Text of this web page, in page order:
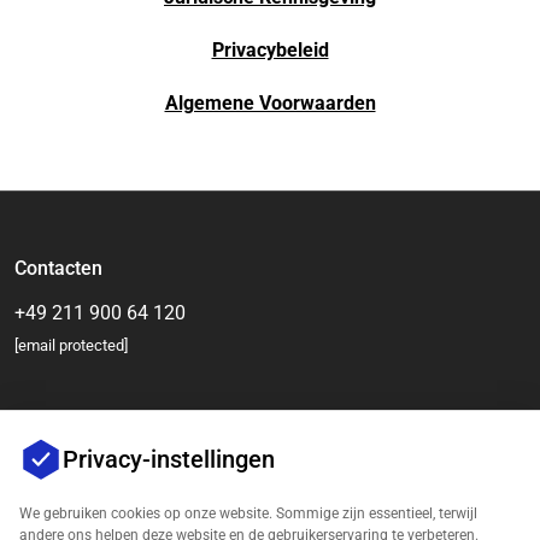
Privacybeleid
Algemene Voorwaarden
Contacten
+49 211 900 64 120
[email protected]
Privacy-instellingen
We gebruiken cookies op onze website. Sommige zijn essentieel, terwijl
andere ons helpen deze website en de gebruikerservaring te verbeteren.